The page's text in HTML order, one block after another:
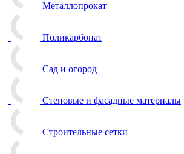
Металлопрокат
Поликарбонат
Сад и огород
Стеновые и фасадные материалы
Строительные сетки